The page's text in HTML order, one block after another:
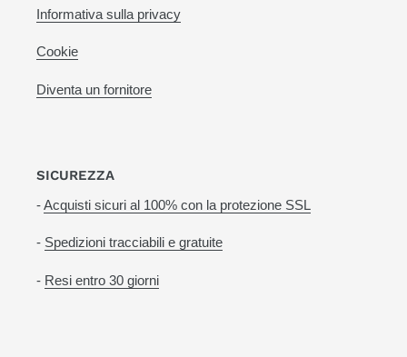
Informativa sulla privacy
Cookie
Diventa un fornitore
SICUREZZA
-Acquisti sicuri al 100% con la protezione SSL
- Spedizioni tracciabili e gratuite
- Resi entro 30 giorni